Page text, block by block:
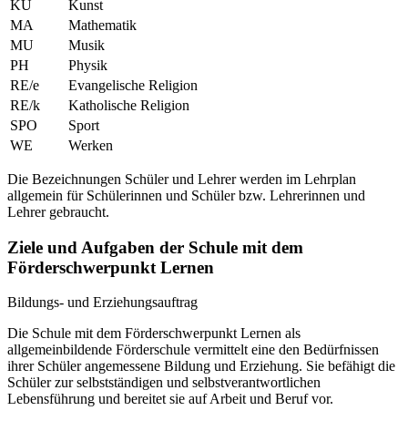
KU
Kunst
MA
Mathematik
MU
Musik
PH
Physik
RE/e
Evangelische Religion
RE/k
Katholische Religion
SPO
Sport
WE
Werken
Die Bezeichnungen Schüler und Lehrer werden im Lehrplan
allgemein für Schülerinnen und Schüler bzw. Lehrerinnen und
Lehrer gebraucht.
Ziele und Aufgaben der Schule mit dem
Förderschwerpunkt Lernen
Bildungs- und Erziehungsauftrag
Die Schule mit dem Förderschwerpunkt Lernen als
allgemeinbildende Förderschule vermittelt eine den Bedürfnissen
ihrer Schüler angemessene Bildung und Erziehung. Sie befähigt die
Schüler zur selbstständigen und selbstverantwortlichen
Lebensführung und bereitet sie auf Arbeit und Beruf vor.